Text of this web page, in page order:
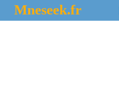
Mneseek.fr